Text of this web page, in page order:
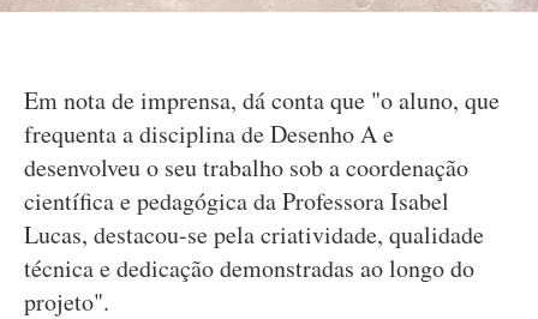
Em nota de imprensa, dá conta que "o aluno, que
frequenta a disciplina de Desenho A e
desenvolveu o seu trabalho sob a coordenação
científica e pedagógica da Professora Isabel
Lucas, destacou-se pela criatividade, qualidade
técnica e dedicação demonstradas ao longo do
projeto".